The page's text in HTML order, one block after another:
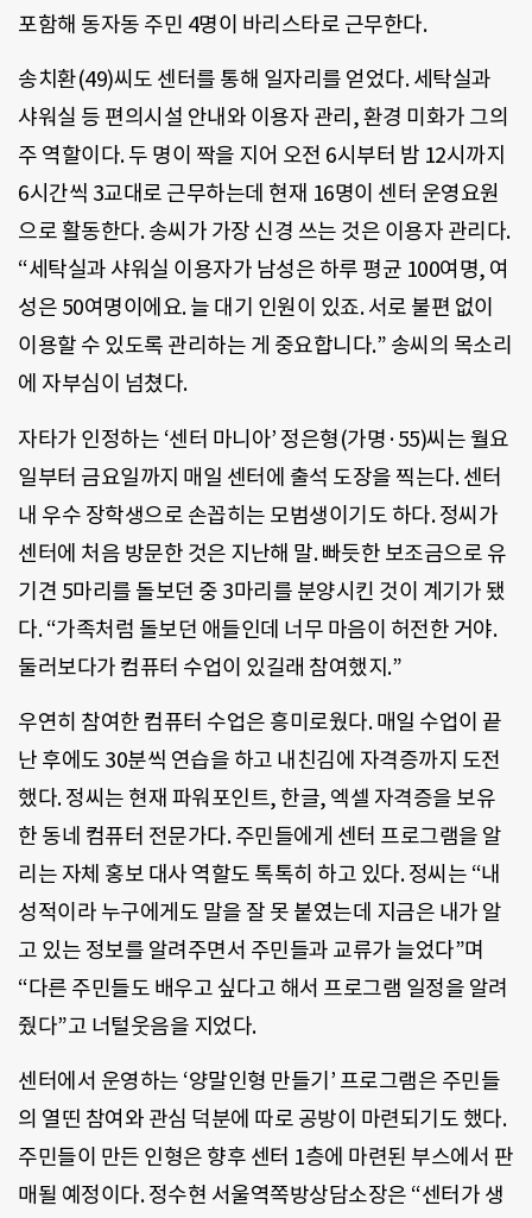
포함해 동자동 주민 4명이 바리스타로 근무한다.
송치환(49)씨도 센터를 통해 일자리를 얻었다. 세탁실과
샤워실 등 편의시설 안내와 이용자 관리, 환경 미화가 그의
주 역할이다. 두 명이 짝을 지어 오전 6시부터 밤 12시까지
6시간씩 3교대로 근무하는데 현재 16명이 센터 운영요원
으로 활동한다. 송씨가 가장 신경 쓰는 것은 이용자 관리다.
“세탁실과 샤워실 이용자가 남성은 하루 평균 100여명, 여
성은 50여명이에요. 늘 대기 인원이 있죠. 서로 불편 없이
이용할 수 있도록 관리하는 게 중요합니다.” 송씨의 목소리
에 자부심이 넘쳤다.
자타가 인정하는 ‘센터 마니아’ 정은형(가명·55)씨는 월요
일부터 금요일까지 매일 센터에 출석 도장을 찍는다. 센터
내 우수 장학생으로 손꼽히는 모범생이기도 하다. 정씨가
센터에 처음 방문한 것은 지난해 말. 빠듯한 보조금으로 유
기견 5마리를 돌보던 중 3마리를 분양시킨 것이 계기가 됐
다. “가족처럼 돌보던 애들인데 너무 마음이 허전한 거야.
둘러보다가 컴퓨터 수업이 있길래 참여했지.”
우연히 참여한 컴퓨터 수업은 흥미로웠다. 매일 수업이 끝
난 후에도 30분씩 연습을 하고 내친김에 자격증까지 도전
했다. 정씨는 현재 파워포인트, 한글, 엑셀 자격증을 보유
한 동네 컴퓨터 전문가다. 주민들에게 센터 프로그램을 알
리는 자체 홍보 대사 역할도 톡톡히 하고 있다. 정씨는 “내
성적이라 누구에게도 말을 잘 못 붙였는데 지금은 내가 알
고 있는 정보를 알려주면서 주민들과 교류가 늘었다”며
“다른 주민들도 배우고 싶다고 해서 프로그램 일정을 알려
줬다”고 너털웃음을 지었다.
센터에서 운영하는 ‘양말인형 만들기’ 프로그램은 주민들
의 열띤 참여와 관심 덕분에 따로 공방이 마련되기도 했다.
주민들이 만든 인형은 향후 센터 1층에 마련된 부스에서 판
매될 예정이다. 정수현 서울역쪽방상담소장은 “센터가 생